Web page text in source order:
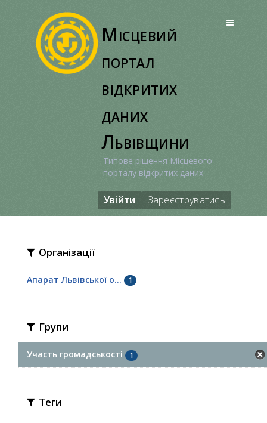
Місцевий
портал
відкритих
даних
Львівщини
Типове рішення Місцевого
порталу відкритих даних
Увійти Зареєструватись
Організації
Апарат Львівської о... 1
Групи
Участь громадськості 1
Теги